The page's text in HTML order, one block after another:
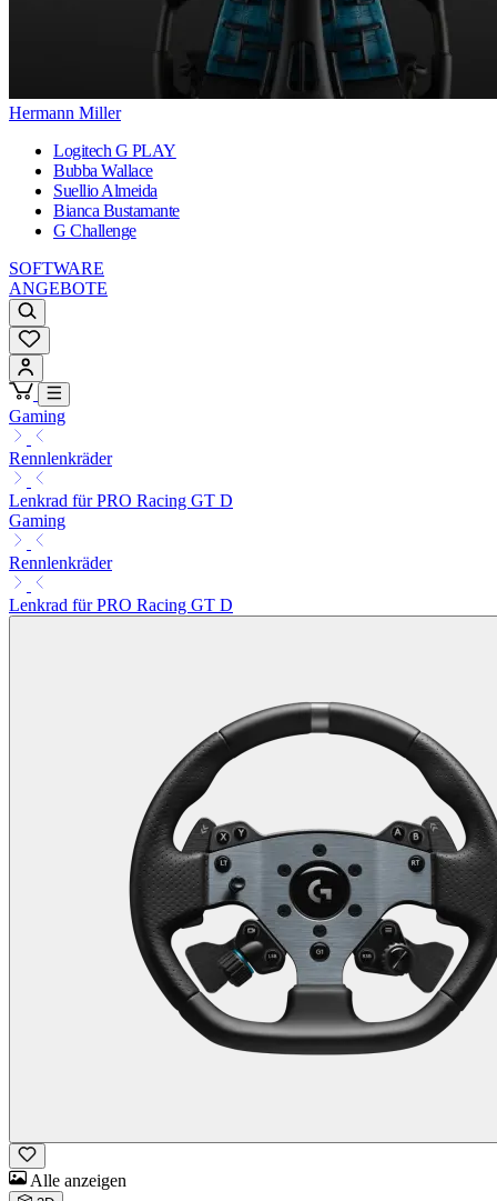
Hermann Miller
Logitech G PLAY
Bubba Wallace
Suellio Almeida
Bianca Bustamante
G Challenge
SOFTWARE
ANGEBOTE
Gaming
Rennlenkräder
Lenkrad für PRO Racing GT D
Gaming
Rennlenkräder
Lenkrad für PRO Racing GT D
Alle anzeigen